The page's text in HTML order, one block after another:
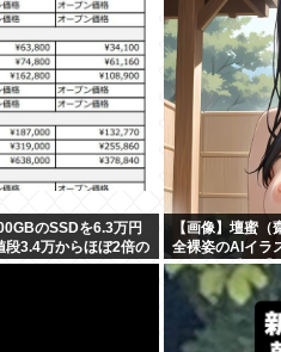
のSSDを6.3万円
段3.4万からほぼ2倍の
【画像】壇蜜
全裸姿のAIイラ
そ！マン毛！【